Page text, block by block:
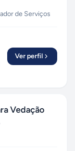
de Serviços
Ver perfil
Vedação